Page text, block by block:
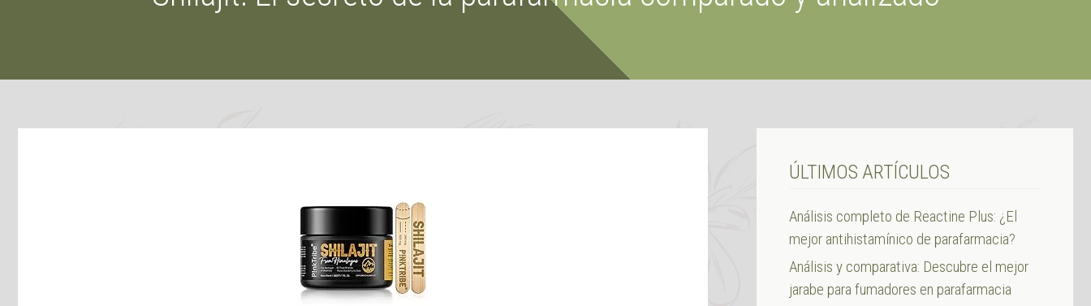
ÚLTIMOS ARTÍCULOS
Análisis completo de Reactine Plus: ¿El
mejor antihistamínico de parafarmacia?
Análisis y comparativa: Descubre el mejor
jarabe para fumadores en parafarmacia